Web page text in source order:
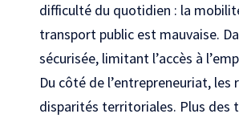
difficulté du quotidien : la
transport public est mauvaise.
sécurisée, limitant l’accès à
Du côté de l’entrepreneuriat,
disparités territoriales. Plus des